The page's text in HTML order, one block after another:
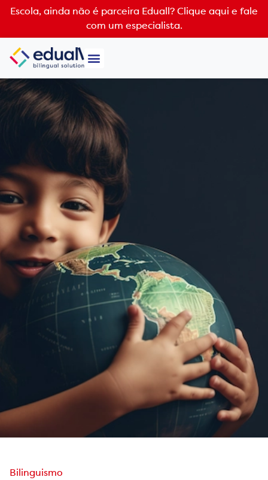
Escola, ainda não é parceira Eduall? Clique aqui e fale
com um especialista.
Bilinguismo